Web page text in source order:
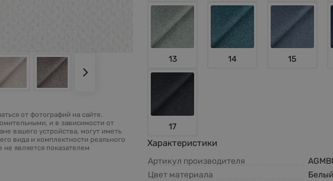
от фотографий на сайте.
и в зависимости от
вашего устройства, могут иметь
вида и комплектности реального
является показателем
13 14 15
17
Характеристики
Артикул производителя
Цвет материала
Белый